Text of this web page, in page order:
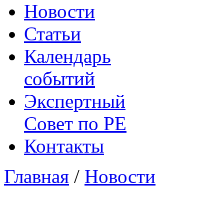
Новости
Статьи
Календарь
событий
Экспертный
Совет по РЕ
Контакты
Главная / Новости